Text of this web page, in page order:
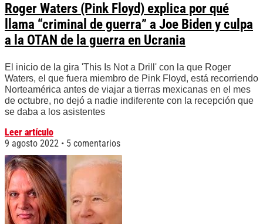
Roger Waters (Pink Floyd) explica por qué
llama “criminal de guerra” a Joe Biden y culpa
a la OTAN de la guerra en Ucrania
El inicio de la gira 'This Is Not a Drill' con la que Roger
Waters, el que fuera miembro de Pink Floyd, está recorriendo
Norteamérica antes de viajar a tierras mexicanas en el mes
de octubre, no dejó a nadie indiferente con la recepción que
se daba a los asistentes
Leer artículo
9 agosto 2022
5 comentarios